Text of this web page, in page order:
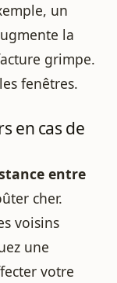
un
la
grimpe.
fenêtres.
en cas de
entre
cher.
voisins
une
votre